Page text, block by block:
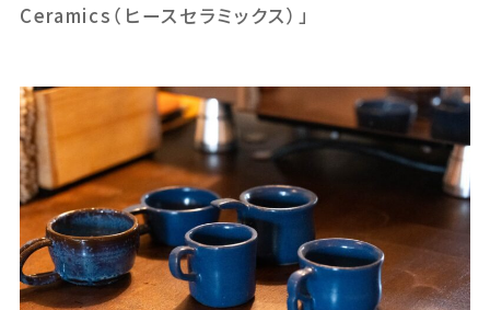
Ceramics（ヒースセラミックス）」